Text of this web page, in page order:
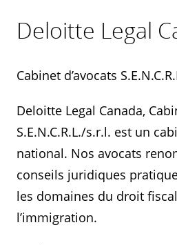
Deloitte Legal
Cabinet d’avocats
Deloitte Legal Canada,
S.E.N.C.R.L./s.r.l. est un
national. Nos avocats
conseils juridiques
les domaines du droit
l’immigration.